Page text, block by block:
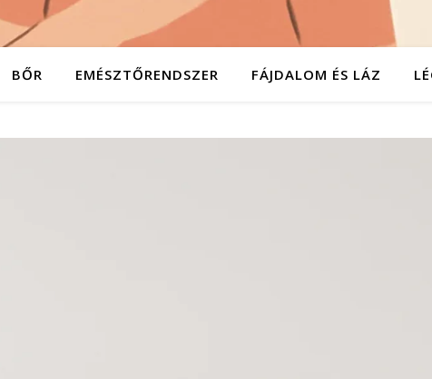
BŐR EMÉSZTŐRENDSZER FÁJDALOM ÉS LÁZ